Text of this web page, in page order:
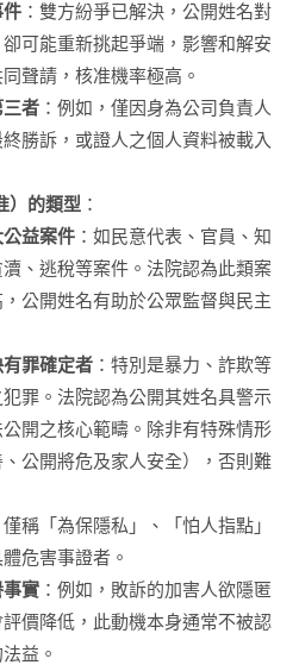
件 ：雙方紛爭已解決，公開姓名對
可能重新挑起爭端，影響和解安
聲請，核准機率極高。
者 ：例如，僅因身為公司負責人
勝訴，或證人之個人資料被載入
）的類型 ：
益案件 ：如民意代表、官員、知
、逃稅等案件。法院認為此類案
公開姓名有助於公眾監督與民主
罪確定者 ：特別是暴力、詐欺等
罪。法院認為公開其姓名具警示
開之核心範疇。除非有特殊情形
、公開將危及家人安全），否則難
稱「為保隱私」、「怕人指點」
危害事證者。
實 ：例如，敗訴的加害人欲隱匿
價降低，此動機本身通常不被認
益。